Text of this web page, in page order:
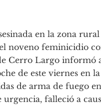
en la zona
noveno feminicidio
Cerro Largo informó
de este viernes en
de arma de fuego
falleció a